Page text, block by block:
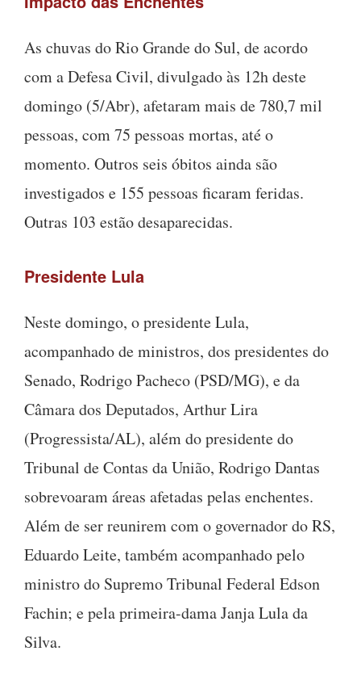
As chuvas do Rio Grande do Sul, de acordo
com a Defesa Civil, divulgado às 12h deste
domingo (5/Abr), afetaram mais de 780,7 mil
pessoas, com 75 pessoas mortas, até o
momento. Outros seis óbitos ainda são
investigados e 155 pessoas ficaram feridas.
Outras 103 estão desaparecidas.
Presidente Lula
Neste domingo, o presidente Lula,
acompanhado de ministros, dos presidentes do
Senado, Rodrigo Pacheco (PSD/MG), e da
Câmara dos Deputados, Arthur Lira
(Progressista/AL), além do presidente do
Tribunal de Contas da União, Rodrigo Dantas
sobrevoaram áreas afetadas pelas enchentes.
Além de ser reunirem com o governador do RS,
Eduardo Leite, também acompanhado pelo
ministro do Supremo Tribunal Federal Edson
Fachin; e pela primeira-dama Janja Lula da
Silva.